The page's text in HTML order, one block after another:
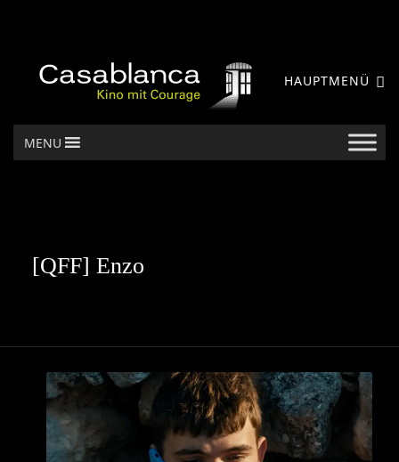
HAUPTMENÜ
MENU
[QFF] Enzo